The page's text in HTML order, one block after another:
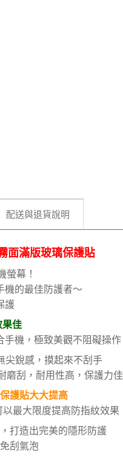
配送與退貨說明
面滿版玻璃保護貼
螢幕！
機的最佳防護者～
護
果佳
手機，極致美觀不阻礙操作
尖銳感，摸起來不刮手
磨刮，耐用性高，保護力佳
護貼大大提高
最大限度提高防指紋效果
打造出完美的隱形防護
刮氣泡